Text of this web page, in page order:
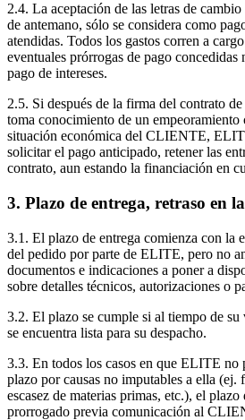
2.4. La aceptación de las letras de cambio
de antemano, sólo se considera como
atendidas. Todos los gastos corren a
eventuales prórrogas de pago
pago de intereses.
2.5. Si después de la firma del contrato
toma conocimiento de un empeoramiento
situación económica del CLIENTE,
solicitar el pago anticipado, retener las
contrato, aun estando la financiación en
3. Plazo de entrega, retraso en
3.1. El plazo de entrega comienza con la
del pedido por parte de ELITE, pero no
documentos e indicaciones a poner a
sobre detalles técnicos, autorizaciones o
3.2. El plazo se cumple si al tiempo de
se encuentra lista para su despacho.
3.3. En todos los casos en que ELITE no
plazo por causas no imputables a ella (ej.
escasez de materias primas, etc.), el plazo
prorrogado previa comunicación al